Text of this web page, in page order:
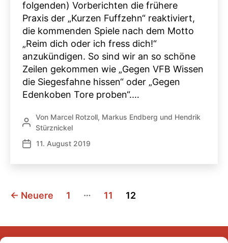
folgenden) Vorberichten die frühere
Praxis der „Kurzen Fuffzehn“ reaktiviert,
die kommenden Spiele nach dem Motto
„Reim dich oder ich fress dich!“
anzukündigen. So sind wir an so schöne
Zeilen gekommen wie „Gegen VFB Wissen
die Siegesfahne hissen“ oder „Gegen
Edenkoben Tore proben“.…
Beitragsautor
Von Marcel Rotzoll, Markus Endberg und Hendrik
Stürznickel
Veröffentlichungsdatum
11. August 2019
Seitennummerierung
Beiträge
← Neuere 1 … 11 12